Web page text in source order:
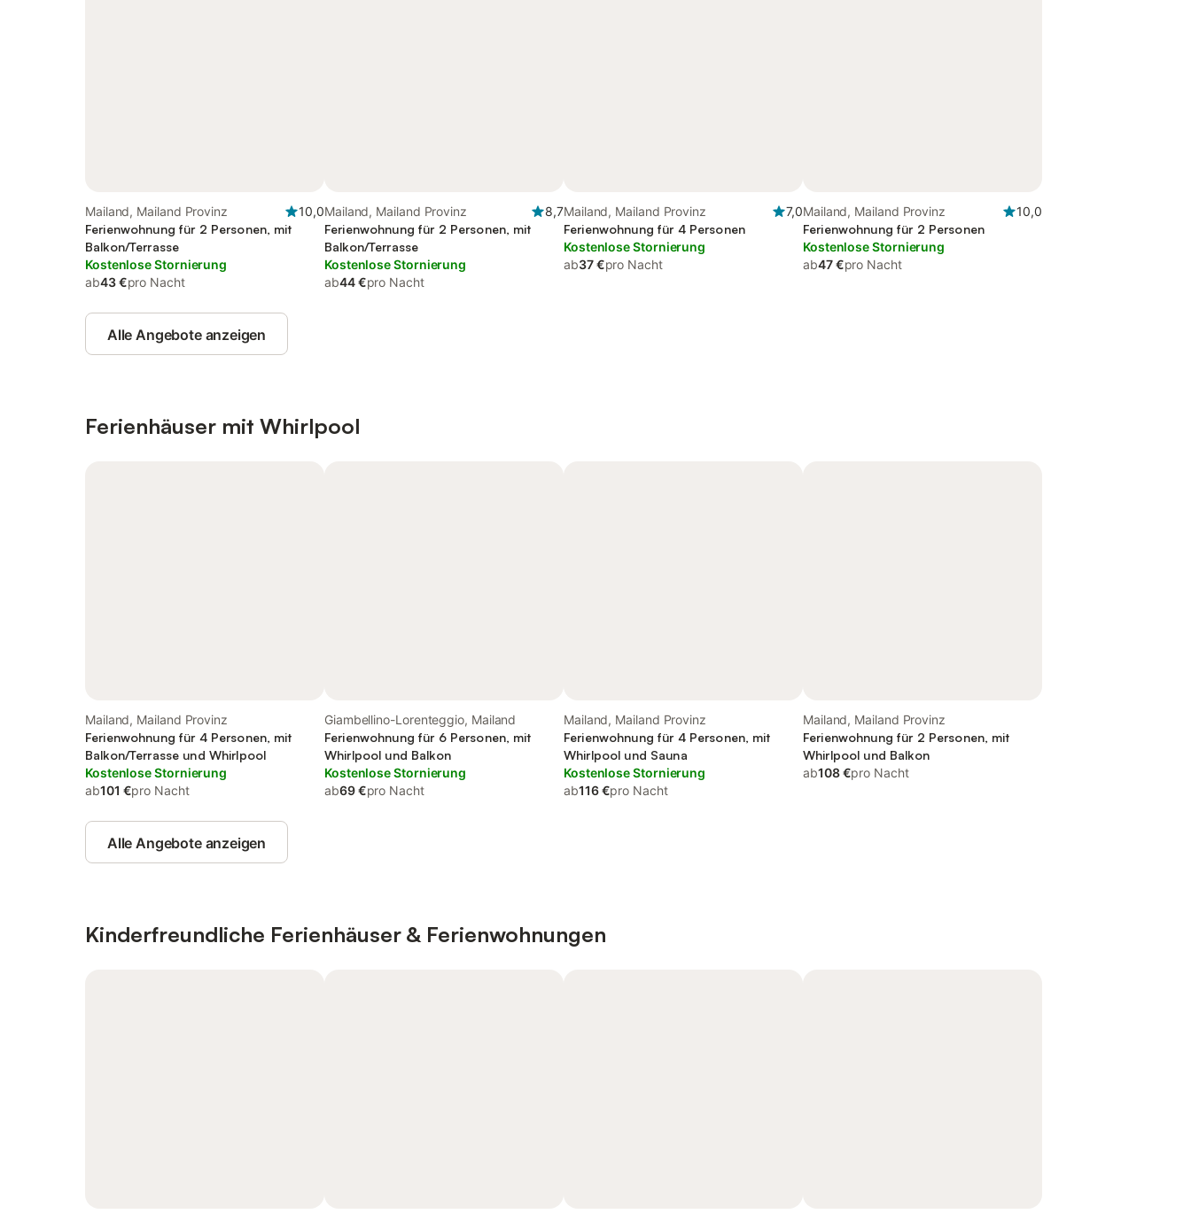
Mailand, Mailand Provinz
10,0
Ferienwohnung für 2 Personen, mit
Balkon/Terrasse
Kostenlose Stornierung
ab43 €pro Nacht
Mailand, Mailand Provinz
8,7
Ferienwohnung für 2 Personen, mit
Balkon/Terrasse
Kostenlose Stornierung
ab44 €pro Nacht
Mailand, Mailand Provinz
7,0
Ferienwohnung für 4 Personen
Kostenlose Stornierung
ab37 €pro Nacht
Mailand, Mailand Provinz
10,0
Ferienwohnung für 2 Personen
Kostenlose Stornierung
ab47 €pro Nacht
Alle Angebote anzeigen
Ferienhäuser mit Whirlpool
Mailand, Mailand Provinz
Ferienwohnung für 4 Personen, mit
Balkon/Terrasse und Whirlpool
Kostenlose Stornierung
ab101 €pro Nacht
Giambellino-Lorenteggio, Mailand
Ferienwohnung für 6 Personen, mit
Whirlpool und Balkon
Kostenlose Stornierung
ab69 €pro Nacht
Mailand, Mailand Provinz
Ferienwohnung für 4 Personen, mit
Whirlpool und Sauna
Kostenlose Stornierung
ab116 €pro Nacht
Mailand, Mailand Provinz
Ferienwohnung für 2 Personen, mit
Whirlpool und Balkon
ab108 €pro Nacht
Alle Angebote anzeigen
Kinderfreundliche Ferienhäuser & Ferienwohnungen